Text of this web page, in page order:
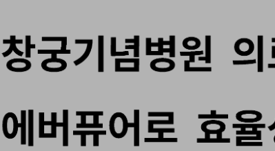
창궁기념병원
에버퓨어로효율